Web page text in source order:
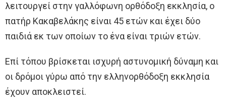
λειτουργεί στην γαλλόφωνη ορθόδοξη εκκλησία, ο
πατήρ Κακαβελάκης είναι 45 ετών και έχει δύο
παιδιά εκ των οποίων το ένα είναι τριών ετών.
Επί τόπου βρίσκεται ισχυρή αστυνομική δύναμη και
οι δρόμοι γύρω από την ελληνορθόδοξη εκκλησία
έχουν αποκλειστεί.